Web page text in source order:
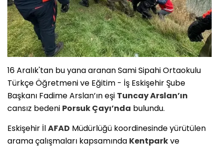
16 Aralık'tan bu yana aranan Sami Sipahi Ortaokulu
Türkçe Öğretmeni ve Eğitim - İş Eskişehir Şube
Başkanı Fadime Arslan’ın eşi Tuncay Arslan’ın
cansız bedeni Porsuk Çayı’nda bulundu.
Eskişehir İlAFAD Müdürlüğü koordinesinde yürütülen
arama çalışmaları kapsamında Kentparkve